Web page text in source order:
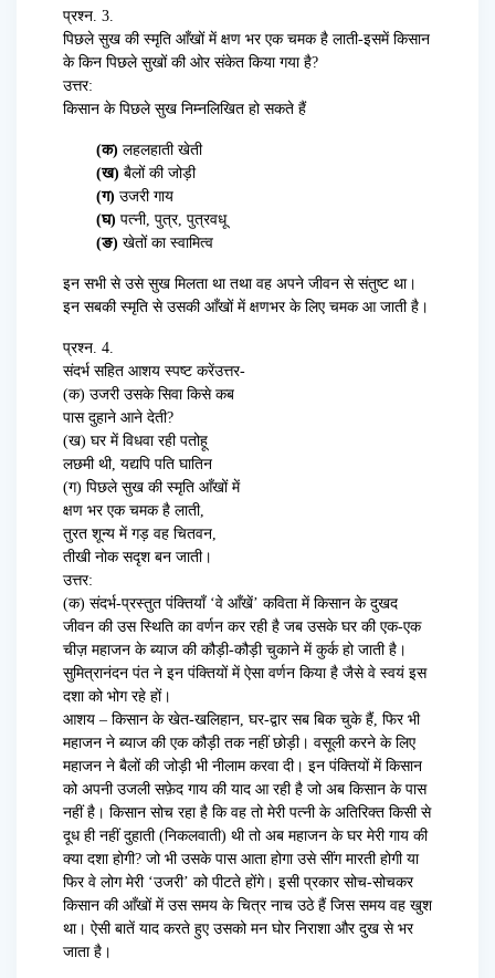
प्रश्न. 3.
पिछले सुख की स्मृति आँखों में क्षण भर एक चमक है लाती-इसमें किसान
के किन पिछले सुखों की ओर संकेत किया गया है?
उत्तर:
किसान के पिछले सुख निम्नलिखित हो सकते हैं
(क) लहलहाती खेती
(ख) बैलों की जोड़ी
(ग) उजरी गाय
(घ) पत्नी, पुत्र, पुत्रवधू
(ङ) खेतों का स्वामित्व
इन सभी से उसे सुख मिलता था तथा वह अपने जीवन से संतुष्ट था।
इन सबकी स्मृति से उसकी आँखों में क्षणभर के लिए चमक आ जाती है।
प्रश्न. 4.
संदर्भ सहित आशय स्पष्ट करेंउत्तर-
(क) उजरी उसके सिवा किसे कब
पास दुहाने आने देती?
(ख) घर में विधवा रही पतोहू
लछमी थी, यद्यपि पति घातिन
(ग) पिछले सुख की स्मृति आँखों में
क्षण भर एक चमक है लाती,
तुरत शून्य में गड़ वह चितवन,
तीखी नोक सदृश बन जाती।
उत्तर:
(क) संदर्भ-प्रस्तुत पंक्तियाँ ‘वे आँखें’ कविता में किसान के दुखद
जीवन की उस स्थिति का वर्णन कर रही है जब उसके घर की एक-एक
चीज़ महाजन के ब्याज की कौड़ी-कौड़ी चुकाने में कुर्क हो जाती है।
सुमित्रानंदन पंत ने इन पंक्तियों में ऐसा वर्णन किया है जैसे वे स्वयं इस
दशा को भोग रहे हों।
आशय – किसान के खेत-खलिहान, घर-द्वार सब बिक चुके हैं, फिर भी
महाजन ने ब्याज की एक कौड़ी तक नहीं छोड़ी। वसूली करने के लिए
महाजन ने बैलों की जोड़ी भी नीलाम करवा दी। इन पंक्तियों में किसान
को अपनी उजली सफ़ेद गाय की याद आ रही है जो अब किसान के पास
नहीं है। किसान सोच रहा है कि वह तो मेरी पत्नी के अतिरिक्त किसी से
दूध ही नहीं दुहाती (निकलवाती) थी तो अब महाजन के घर मेरी गाय की
क्या दशा होगी? जो भी उसके पास आता होगा उसे सींग मारती होगी या
फिर वे लोग मेरी ‘उजरी’ को पीटते होंगे। इसी प्रकार सोच-सोचकर
किसान की आँखों में उस समय के चित्र नाच उठे हैं जिस समय वह खुश
था। ऐसी बातें याद करते हुए उसको मन घोर निराशा और दुख से भर
जाता है।